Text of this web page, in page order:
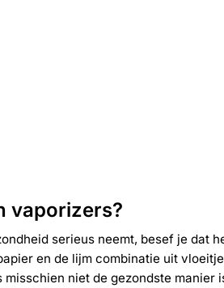
vaporizers?
serieus neemt, besef je dat
en de lijm combinatie uit
misschien niet de gezondste manier